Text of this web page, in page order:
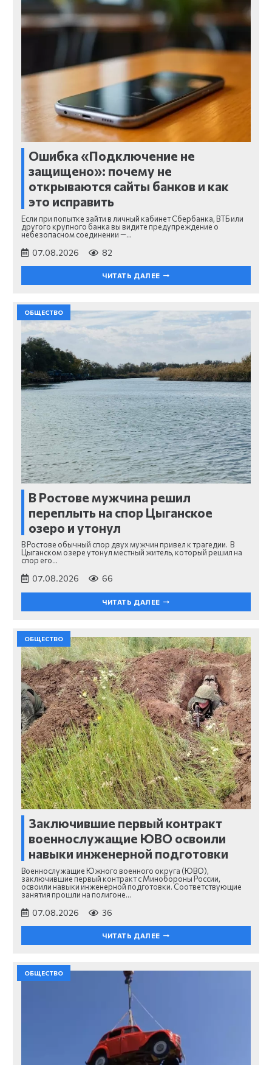
Ошибка «Подключение не
защищено»: почему не
открываются сайты банков и как
это исправить
Если при попытке зайти в личный кабинет Сбербанка, ВТБ или
другого крупного банка вы видите предупреждение о
небезопасном соединении —…
07.08.2026 82
ЧИТАТЬ ДАЛЕЕ
ОБЩЕСТВО
В Ростове мужчина решил
переплыть на спор Цыганское
озеро и утонул
В Ростове обычный спор двух мужчин привел к трагедии. В
Цыганском озере утонул местный житель, который решил на
спор его…
07.08.2026 66
ЧИТАТЬ ДАЛЕЕ
ОБЩЕСТВО
Заключившие первый контракт
военнослужащие ЮВО освоили
навыки инженерной подготовки
Военнослужащие Южного военного округа (ЮВО),
заключившие первый контракт с Минобороны России,
освоили навыки инженерной подготовки. Соответствующие
занятия прошли на полигоне…
07.08.2026 36
ЧИТАТЬ ДАЛЕЕ
ОБЩЕСТВО